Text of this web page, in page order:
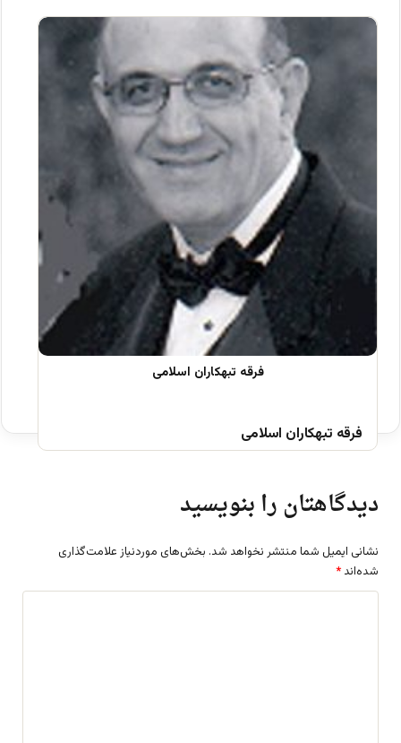
فرقه تبهکاران اسلامی
دیدگاهتان را بنویسید
نشانی ایمیل شما منتشر نخواهد شد. بخش‌های موردنیاز علامت‌گذاری
شده‌اند *